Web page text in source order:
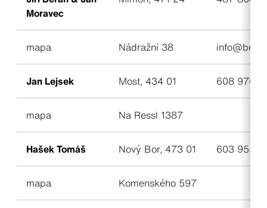
Moravec
mapa Nádražní 38
Jan Lejsek Most, 434 01 608 976
mapa Na Ressl 1387
Hašek Tomáš Nový Bor, 473 01 603 955
mapa Komenského 597